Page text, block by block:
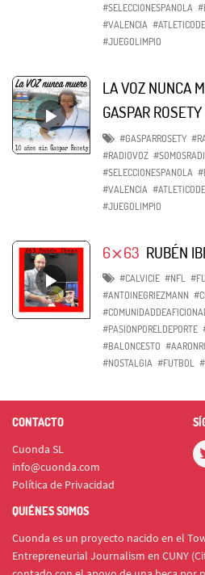
#SELECCIONESPANOLA
#VALENCIA
#JUEGOLIMPIO
LA VOZ NUNCA
GASPAR ROSETY
#GASPARROSETY
#RADIOVOZ
#SELECCIONESPANOLA
#VALENCIA
#JUEGOLIMPIO
6⨯63 RUBÉN
#CALVICIE #NFL
#ANTOINEGRIEZMANN
#PASIONPORELDEPORTE
#BALONCESTO
#NOSTALGIA #FUTBOL
CONTACTO
Cuonda SL
info@cuonda.com
Política de Privacidad
QUIÉNES SOMOS
Cuonda es un proyecto nacido en el
Entrepreneurial Journalism en CUNY